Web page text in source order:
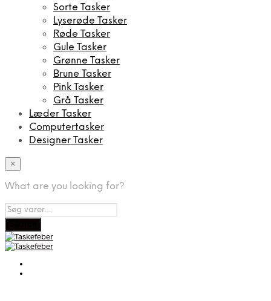
Sorte Tasker
Lyserøde Tasker
Røde Tasker
Gule Tasker
Grønne Tasker
Brune Tasker
Pink Tasker
Grå Tasker
Læder Tasker
Computertasker
Designer Tasker
×
What are you looking for?